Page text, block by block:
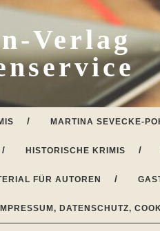
Verlag
MARTINA SEVECKE-
HISTORISCHE KRIMIS
FÜR AUTOREN
IMPRESSUM, DATENSCHUTZ,